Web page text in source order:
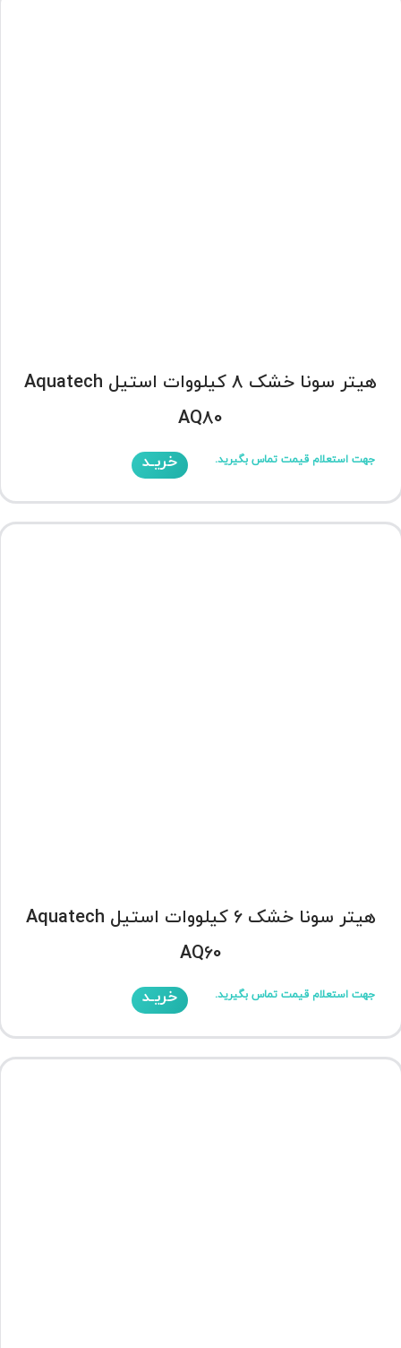
هیتر سونا خشک 8 کیلووات استیل Aquatech
AQ80
جهت استعلام قیمت تماس بگیرید. خریـد
هیتر سونا خشک 6 کیلووات استیل Aquatech
AQ60
جهت استعلام قیمت تماس بگیرید. خریـد